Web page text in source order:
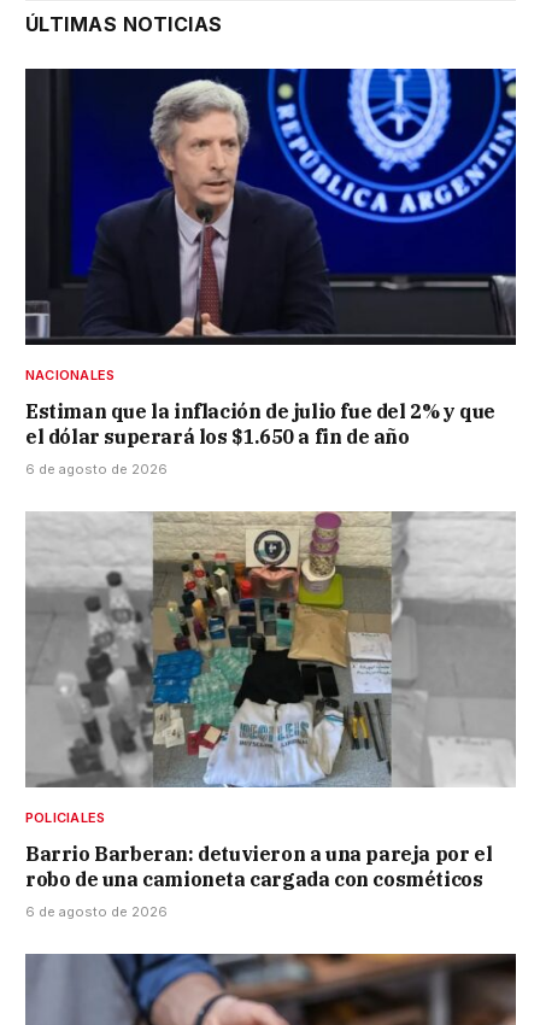
ÚLTIMAS NOTICIAS
NACIONALES
Estiman que la inflación de julio fue del 2% y que
el dólar superará los $1.650 a fin de año
6 de agosto de 2026
POLICIALES
Barrio Barberan: detuvieron a una pareja por el
robo de una camioneta cargada con cosméticos
6 de agosto de 2026